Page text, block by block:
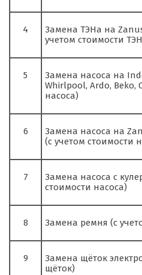
4
Замена ТЭНа на
учетом стоимости
5
Замена насоса на
Whirlpool, Ardo, Beko,
насоса)
6
Замена насоса на
(с учетом стоимости
7
Замена насоса с
стоимости насоса)
8 Замена ремня (с
9
Замена щёток
щёток)